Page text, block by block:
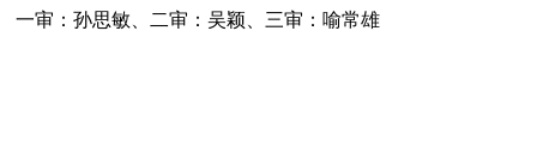
一审：孙思敏、二审：吴颖、三审：喻常雄